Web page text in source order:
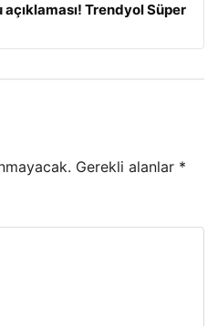
Trendyol Süper
Gerekli alanlar *